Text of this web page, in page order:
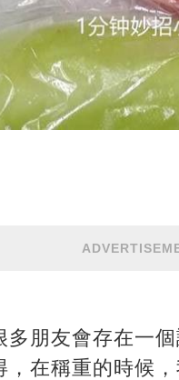
朋友會存在一
在稱重的時候